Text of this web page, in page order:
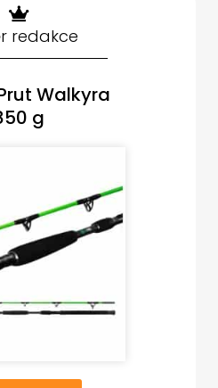
redakce
Walkyra
g